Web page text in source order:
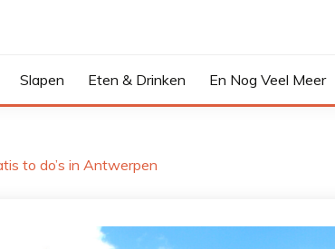
Slapen Eten & Drinken En Nog Veel Meer
to do’s in Antwerpen